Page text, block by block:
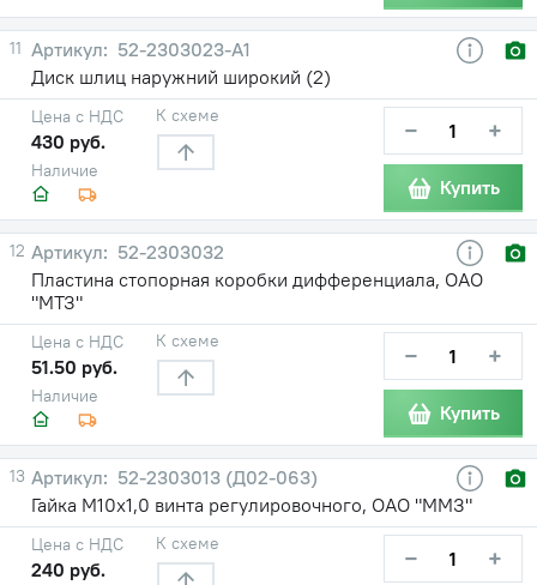
11
52-2303023-А1
Диск шлиц наружний широкий (2)
Наличие
Цена с НДС
430 руб.
К схеме − +
Купить
12
52-2303032
Пластина стопорная коробки дифференциала, ОАО
"МТЗ"
Наличие
Цена с НДС
51.50 руб.
К схеме − +
Купить
13
52-2303013 (Д02-063)
Гайка М10х1,0 винта регулировочного, ОАО "ММЗ"
Цена с НДС
240 руб.
К схеме − +